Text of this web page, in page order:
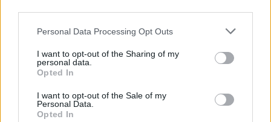
Personal Data Processing Opt Outs
I want to opt-out of the Sharing of my
personal data.
Opted In
I want to opt-out of the Sale of my
Personal Data.
Opted In
Island vyhostí aktivisty bojující proti lovu velryb,
pronásledovali velrybáře
5.8.2026 19:54 ( ČTK)
Islandské úřady nařídily
poté, co minulý týden
pobřežní stráž s policií zabavily
jejich loď, která pronásledovala velrybářské plavidlo. Pasažéři lodi